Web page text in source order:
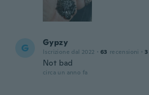
G Gypzy
Iscrizione dal 2022 · 63 recensioni · 3
Not bad
circa un anno fa